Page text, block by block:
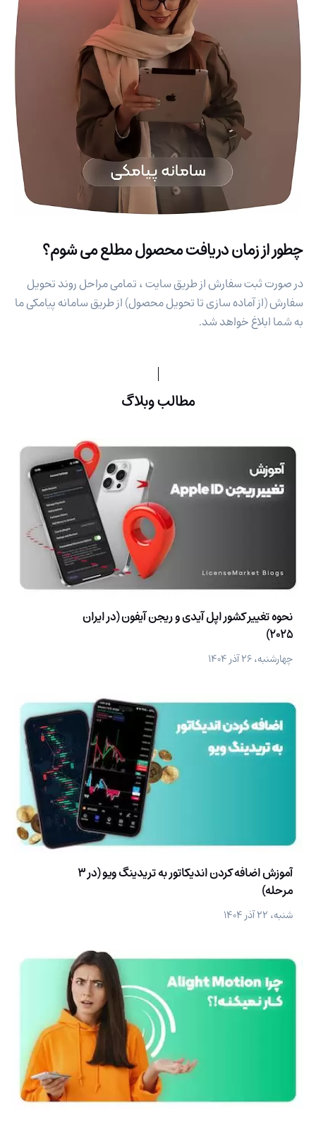
چطور از زمان دریافت محصول مطلع می شوم؟
در صورت ثبت سفارش از طریق سایت ، تمامی مراحل روند تحویل
سفارش (از آماده سازی تا تحویل محصول) از طریق سامانه پیامکی ما
به شما ابلاغ خواهد شد.
مطالب وبلاگ
نحوه تغییر کشور اپل آیدی و ریجن آیفون (در ایران
2025)
چهارشنبه، ۲۶ آذر ۱۴۰۴
آموزش اضافه کردن اندیکاتور به تریدینگ ویو (در 3
مرحله)
شنبه، ۲۲ آذر ۱۴۰۴